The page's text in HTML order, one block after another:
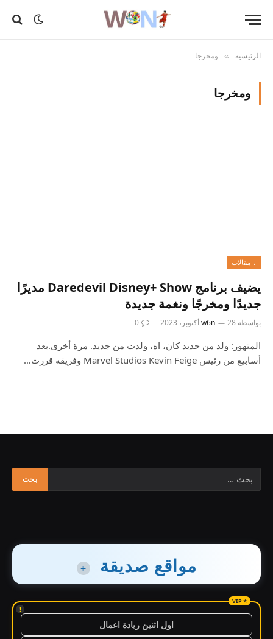
الرئيسية » ومخرجا
ومخرجا
، مقالات
يضيف برنامج Daredevil Disney+ Show مديرًا
جديدًا ومخرجًا ونغمة جديدة
بواسطة w6n 28 أكتوبر، 2023 0
المتهور: ولد من جديد كان، اه، ولدت من جديد. مرة أخرى.بعد
أسابيع من رئيس Marvel Studios Kevin Feige وفريقه قررت…
مواقع صديقة +
!
اول اثنين ريادة اعمال